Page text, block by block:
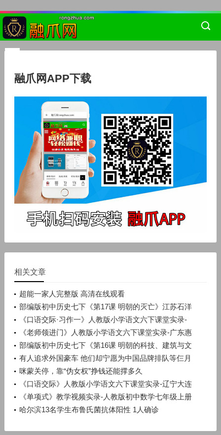
融爪网APP下载
相关文章
超能一家人完整版 高清在线观看
部编版初中历史七下《第17课 明朝的灭亡》江苏石洋
洋
《口语交际·习作一》人教版小学语文六下课堂实录-
广西梧州市_蒙山县-潘少丽
《老师领进门》人教版小学语文六下课堂实录-广东惠
州市_惠阳区-许晓云
部编版初中历史七下《第16课 明朝的科技、建筑与文
学》辽宁孙浩
有人追求外国豪车 他们却宁愿为中国品牌排队等仨月
咪蒙关停，靠“伪女权”挣钱还能撑多久
《口语交际》人教版小学语文六下课堂实录-辽宁大连
市_旅顺口区-宋晨溪
《单项式》教学视频实录-人教版初中数学七年级上册
哈尔滨13名学生布鲁氏菌抗体阳性 1人确诊